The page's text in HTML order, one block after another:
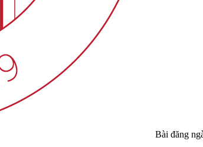
Bài đăng